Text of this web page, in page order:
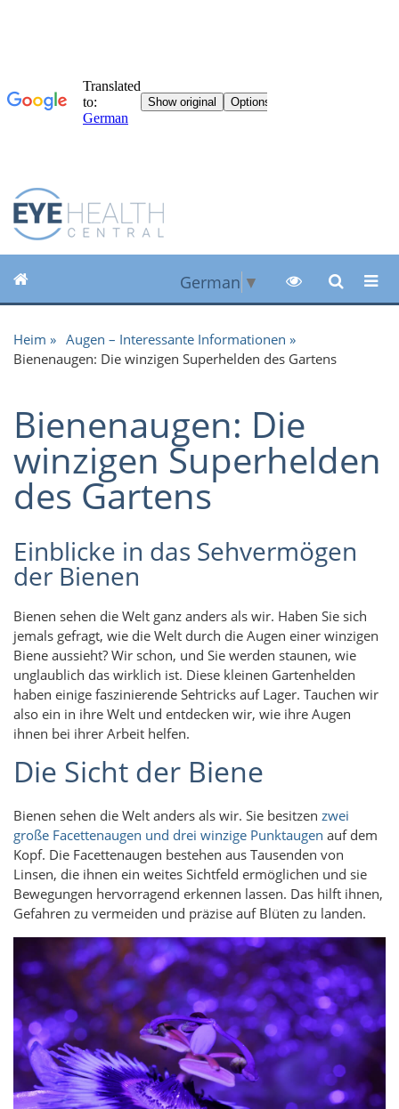
German ▼
Heim
Augen – Interessante Informationen
Bienenaugen: Die winzigen Superhelden des Gartens
Bienenaugen: Die
winzigen Superhelden
des Gartens
Einblicke in das Sehvermögen
der Bienen
Bienen sehen die Welt ganz anders als wir. Haben Sie sich
jemals gefragt, wie die Welt durch die Augen einer winzigen
Biene aussieht? Wir schon, und Sie werden staunen, wie
unglaublich das wirklich ist. Diese kleinen Gartenhelden
haben einige faszinierende Sehtricks auf Lager. Tauchen wir
also ein in ihre Welt und entdecken wir, wie ihre Augen
ihnen bei ihrer Arbeit helfen.
Die Sicht der Biene
Bienen sehen die Welt anders als wir. Sie besitzen zwei
große Facettenaugen und drei winzige Punktaugen auf dem
Kopf. Die Facettenaugen bestehen aus Tausenden von
Linsen, die ihnen ein weites Sichtfeld ermöglichen und sie
Bewegungen hervorragend erkennen lassen. Das hilft ihnen,
Gefahren zu vermeiden und präzise auf Blüten zu landen.